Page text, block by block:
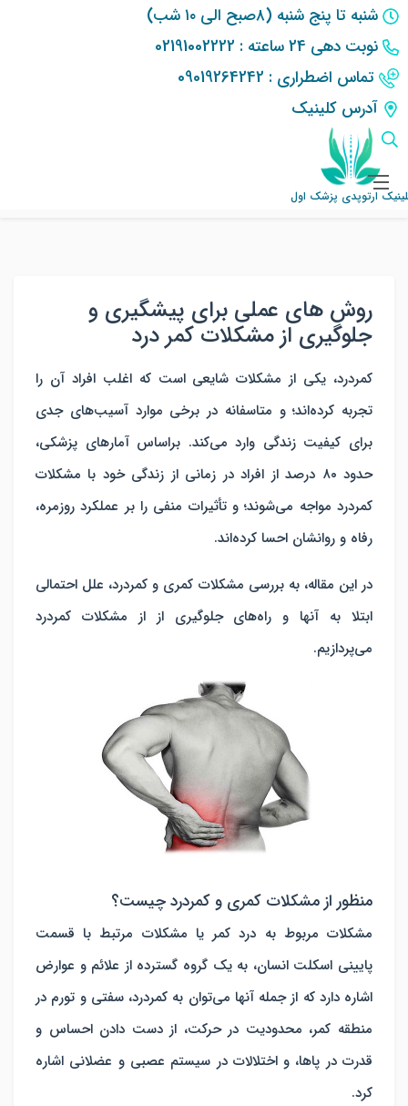
شنبه تا پنج شنبه (۸صبح الی ۱۰ شب)
نوبت دهی 24 ساعته : 02191002222
تماس اضطراری : 09019264242
آدرس کلینیک
ارتوپدی پزشک اول
کلینیک ارتوپدی پزشک اول
روش های عملی برای پیشگیری و جلوگیری از مشکلات کمر درد
روش های عملی برای پیشگیری و
جلوگیری از مشکلات کمر درد
کمردرد، یکی از مشکلات شایعی است که اغلب افراد آن را
تجربه کرده‌اند؛ و متاسفانه در برخی موارد آسیب‌های جدی
برای کیفیت زندگی وارد می‌کند. براساس آمارهای پزشکی،
حدود ۸۰ درصد از افراد در زمانی از زندگی خود با مشکلات
کمردرد مواجه می‌شوند؛ و تأثیرات منفی را بر عملکرد روزمره،
رفاه و روانشان احسا کرده‌اند.
در این مقاله، به بررسی مشکلات کمری و کمردرد، علل احتمالی
ابتلا به آنها و راه‌های جلوگیری از از مشکلات کمردرد
می‌پردازیم.
منظور از مشکلات کمری و کمردرد چیست؟
مشکلات مربوط به درد کمر یا مشکلات مرتبط با قسمت
پایینی اسکلت انسان، به یک گروه گسترده از علائم و عوارض
اشاره دارد که از جمله آنها می‌توان به کمردرد، سفتی و تورم در
منطقه کمر، محدودیت در حرکت، از دست دادن احساس و
قدرت در پاها، و اختلالات در سیستم عصبی و عضلانی اشاره
کرد.